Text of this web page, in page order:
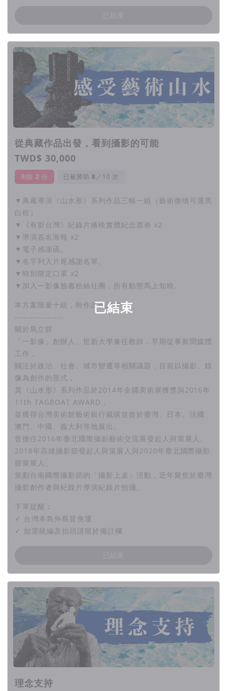
專院校、花蓮鐵道電影院與嘉義國際藝術紀錄影展播映，
並舉辦映後分享與學生、民眾面對面。
以鏡頭追尋自我，
將現實生活所面臨的問題轉化爲創作能量，
向著自我吶喊，
以熟悉的土地帶入自身創作，
透過他們的詮釋，我們看到了不一樣的台灣。
然而，我們在了解他們的過程中，看到了一些問題...
已結束
從典藏作品出發，看到攝影的可能
TWD$ 30,000
剩餘2 份 已被贊助 ／10 次
▼典藏導演《山水形》系列作品三幅一組（藝術微噴可選黑
白框）
▼《有影台灣》紀錄片播映實體紀念票劵 x2
▼導演簽名海報 x2
▼電子感謝函。
▼名字列入片尾感謝名單。
▼特別限定口罩 x2
▼加入一影像臉書粉絲社團，所有動態馬上知曉。
本方案限量十組，附作品保證書
----------------
關於馬立群
「一影像」創辦人、世新大學兼任教師，早期從事新聞媒體
工作，
關注於政治、社會、城市變遷等相關議題，目前以攝影、錄
像為創作的形式，
其《山水形》系列作品於2014年全國美術展獲獎與2016年
11th TAGBOAT AWARD，
並獲得台灣美術館藝術銀行藏購並曾於臺灣、日本、法國、
澳門、中國、義大利等地展出。
曾擔任2016年臺北國際攝影藝術交流展發起人與策展人、
2018年高雄攝影節發起人與策展人與2020年臺北國際攝影
節策展人、
策劃台南國際攝影節的「攝影上桌」活動，近年聚焦於臺灣
攝影創作者與紀錄片導演紀錄片拍攝。
下單提醒：
✓ 台灣本島外島皆免運
✓ 如需統編及抬頭請留於備註欄
理念支持